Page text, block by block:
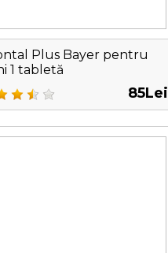
Plus Bayer pentru
1 tabletă
85Lei